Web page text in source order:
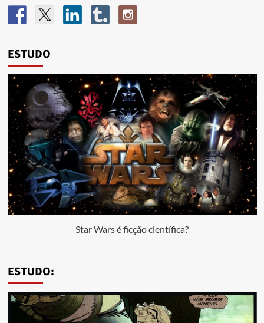
ESTUDO
Star Wars é ficção científica?
ESTUDO: